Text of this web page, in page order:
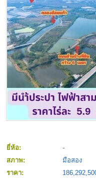
ยี่ห้อ: -
สภาพ:
มือสอง
ราคา: